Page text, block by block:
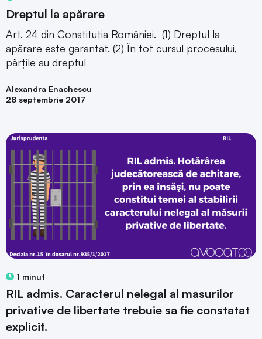
Dreptul la apărare
Art. 24 din Constituția României. (1) Dreptul la
apărare este garantat. (2) În tot cursul procesului,
părțile au dreptul
Alexandra Enachescu
28 septembrie 2017
1 minut
RIL admis. Caracterul nelegal al masurilor
privative de libertate trebuie sa fie constatat
explicit.